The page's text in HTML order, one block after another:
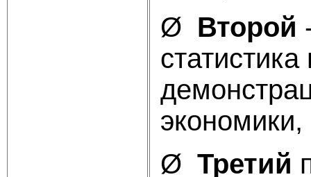
Ø Второй
экономики,
Ø Третий